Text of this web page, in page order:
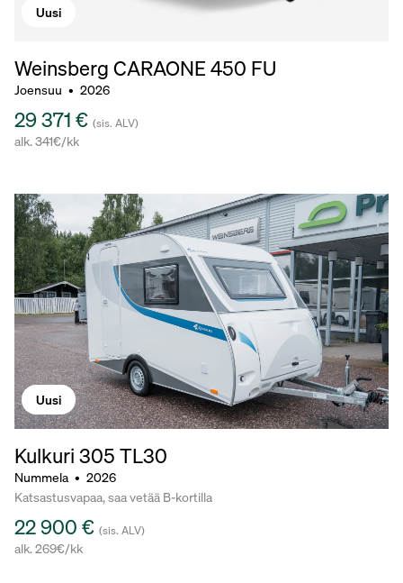
Uusi
Weinsberg CARAONE 450 FU
Joensuu • 2026
29 371 € (sis. ALV)
alk. 341€/kk
Uusi
Kulkuri 305 TL30
Nummela • 2026
Katsastusvapaa, saa vetää B-kortilla
22 900 € (sis. ALV)
alk. 269€/kk